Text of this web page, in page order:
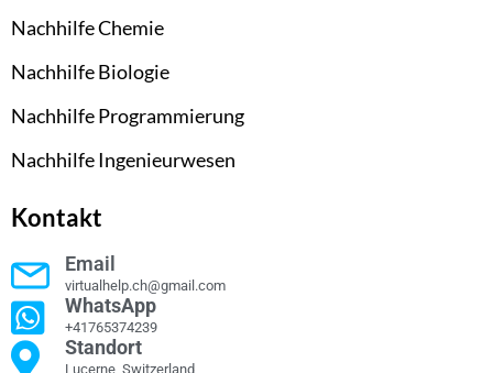
Nachhilfe Chemie
Nachhilfe Biologie
Nachhilfe Programmierung
Nachhilfe Ingenieurwesen
Kontakt
Email
virtualhelp.ch@gmail.com
WhatsApp
+41765374239
Standort
Lucerne, Switzerland